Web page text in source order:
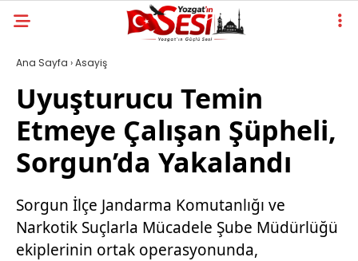
Ana Sayfa ›Asayiş
Uyuşturucu Temin
Etmeye Çalışan Şüpheli,
Sorgun’da Yakalandı
Sorgun İlçe Jandarma Komutanlığı ve
Narkotik Suçlarla Mücadele Şube Müdürlüğü
ekiplerinin ortak operasyonunda,